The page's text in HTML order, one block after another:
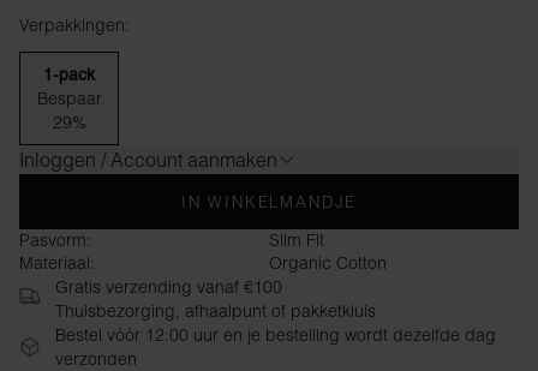
Verpakkingen:
1-pack
Bespaar
29%
Inloggen / Account aanmaken
IN WINKELMANDJE
Pasvorm:
Slim Fit
Materiaal:
Organic Cotton
Gratis verzending vanaf €100
Thuisbezorging, afhaalpunt of pakketkluis
Bestel vóór 12:00 uur en je bestelling wordt dezelfde dag
verzonden